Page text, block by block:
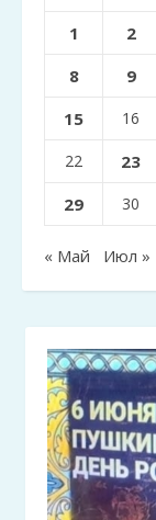
1 2
8 9
15 16
22 23
29 30
« Май Июл »